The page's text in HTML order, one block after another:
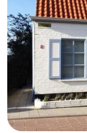
Webcam
Webcam
Strand
Übernachten
Appartements
-